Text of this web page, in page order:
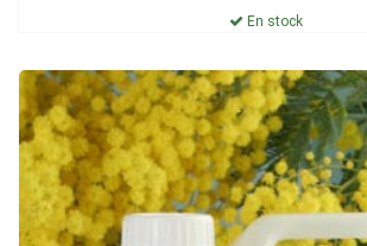
En stock